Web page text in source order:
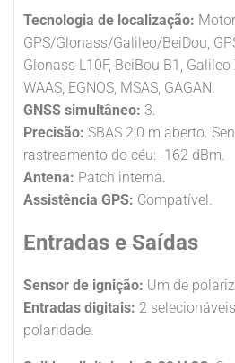
Tecnologia de localização:
GPS/Glonass/Galileo/BeiDou,
Glonass L10F, BeiBou B1, Galileo
WAAS, EGNOS, MSAS, GAGAN.
GNSS simultâneo: 3.
Precisão: SBAS 2,0 m aberto.
rastreamento do céu: -162 dBm.
Antena: Patch interna.
Assistência GPS: Compatível.
Entradas e Saídas
Sensor de ignição: Um de
Entradas digitais: 2
polaridade.